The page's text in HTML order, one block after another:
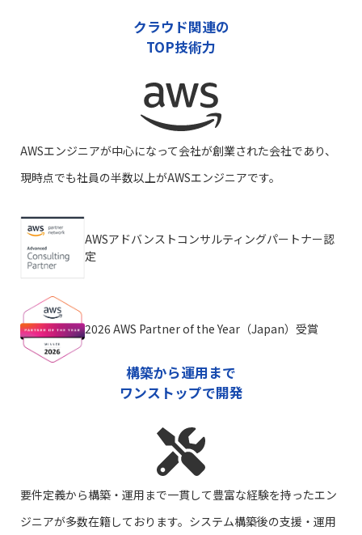
クラウド関連の
TOP技術力
AWSエンジニアが中心になって会社が創業された会社であり、
現時点でも社員の半数以上がAWSエンジニアです。
AWSアドバンストコンサルティングパートナー認
定
2026 AWS Partner of the Year（Japan）受賞
構築から運用まで
ワンストップで開発
要件定義から構築・運用まで一貫して豊富な経験を持ったエン
ジニアが多数在籍しております。システム構築後の支援・運用